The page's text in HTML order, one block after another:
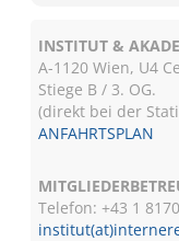
INSTITUT &
A-1120 Wien, U4
Stiege B / 3. OG.
(direkt bei der
ANFAHRTSPLAN
Telefon: +43 1